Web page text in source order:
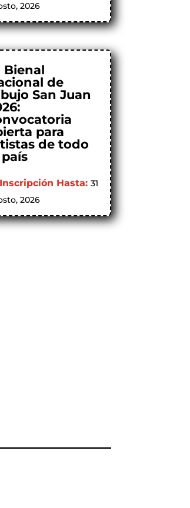
2026
Bienal
de
San Juan
para
de todo
Inscripción Hasta:31
2026